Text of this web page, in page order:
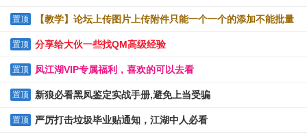
置顶 【教学】论坛上传图片上传附件只能一个一个的添加不能批量
上传的解决办法
置顶 分享给大伙一些找QM高级经验
置顶 凤江湖VIP专属福利，喜欢的可以去看
置顶 新狼必看黑凤鉴定实战手册,避免上当受骗
置顶 严厉打击垃圾毕业贴通知，江湖中人必看